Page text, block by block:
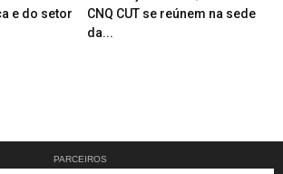
e do setor
CNQ CUT se reúnem na sede
da...
PARCEIROS